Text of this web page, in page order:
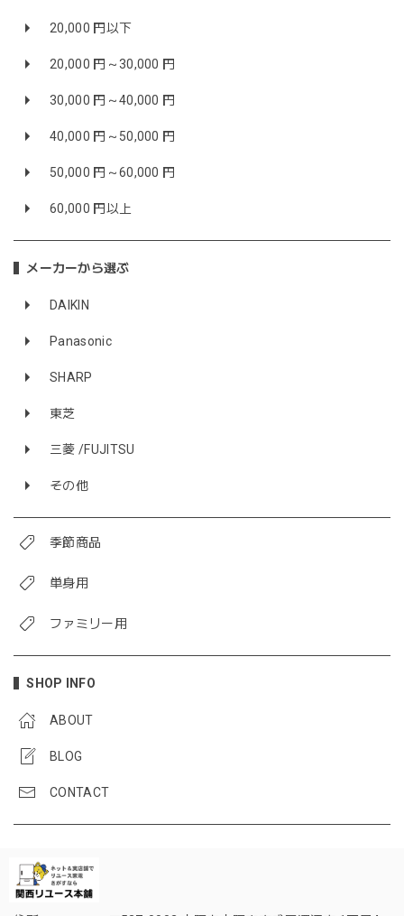
20,000 円以下
20,000 円～30,000 円
30,000 円～40,000 円
40,000 円～50,000 円
50,000 円～60,000 円
60,000 円以上
メーカーから選ぶ
DAIKIN
Panasonic
SHARP
東芝
三菱 /FUJITSU
その他
季節商品
単身用
ファミリー用
SHOP INFO
ABOUT
BLOG
CONTACT